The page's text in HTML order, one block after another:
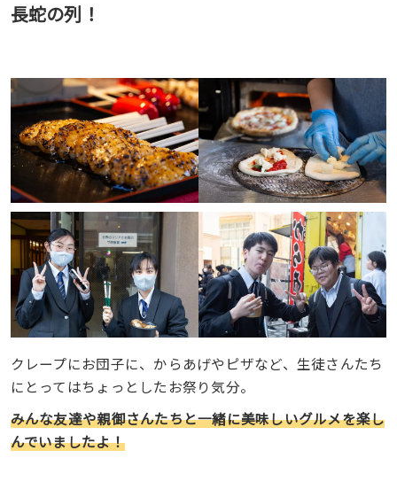
長蛇の列！
クレープにお団子に、からあげやピザなど、生徒さんたち
にとってはちょっとしたお祭り気分。
みんな友達や親御さんたちと一緒に美味しいグルメを楽し
んでいましたよ！